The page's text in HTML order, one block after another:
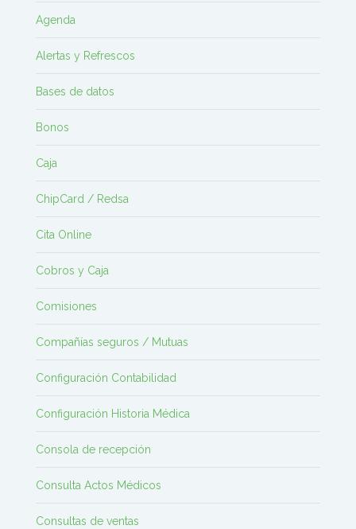
Agenda
Alertas y Refrescos
Bases de datos
Bonos
Caja
ChipCard / Redsa
Cita Online
Cobros y Caja
Comisiones
Compañías seguros / Mutuas
Configuración Contabilidad
Configuración Historia Médica
Consola de recepción
Consulta Actos Médicos
Consultas de ventas